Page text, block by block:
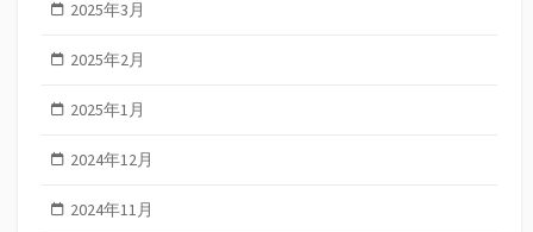
2025年3月
2025年2月
2025年1月
2024年12月
2024年11月